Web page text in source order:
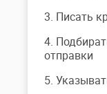
3. Писать
4.
отправки
5.